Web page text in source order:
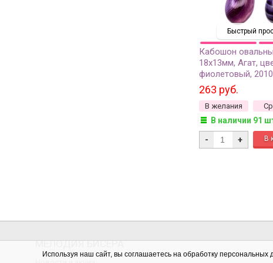
Используя наш сайт, вы соглашаетесь на обработку
Быстрый
Кабошон
18х13мм, Агат,
фиолетовый,
263 руб.
В желания
В наличии 91
- +
МЕЛОДИЯ БИСЕРА